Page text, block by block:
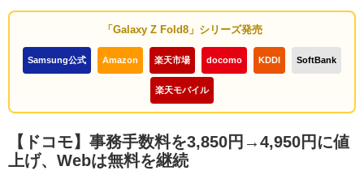
「Galaxy Z Fold8」シリーズ発売
Samsung公式 Amazon 楽天市場 docomo KDDI SoftBank
楽天モバイル
【ドコモ】事務手数料を3,850円→4,950円に値
上げ、Webは無料を継続